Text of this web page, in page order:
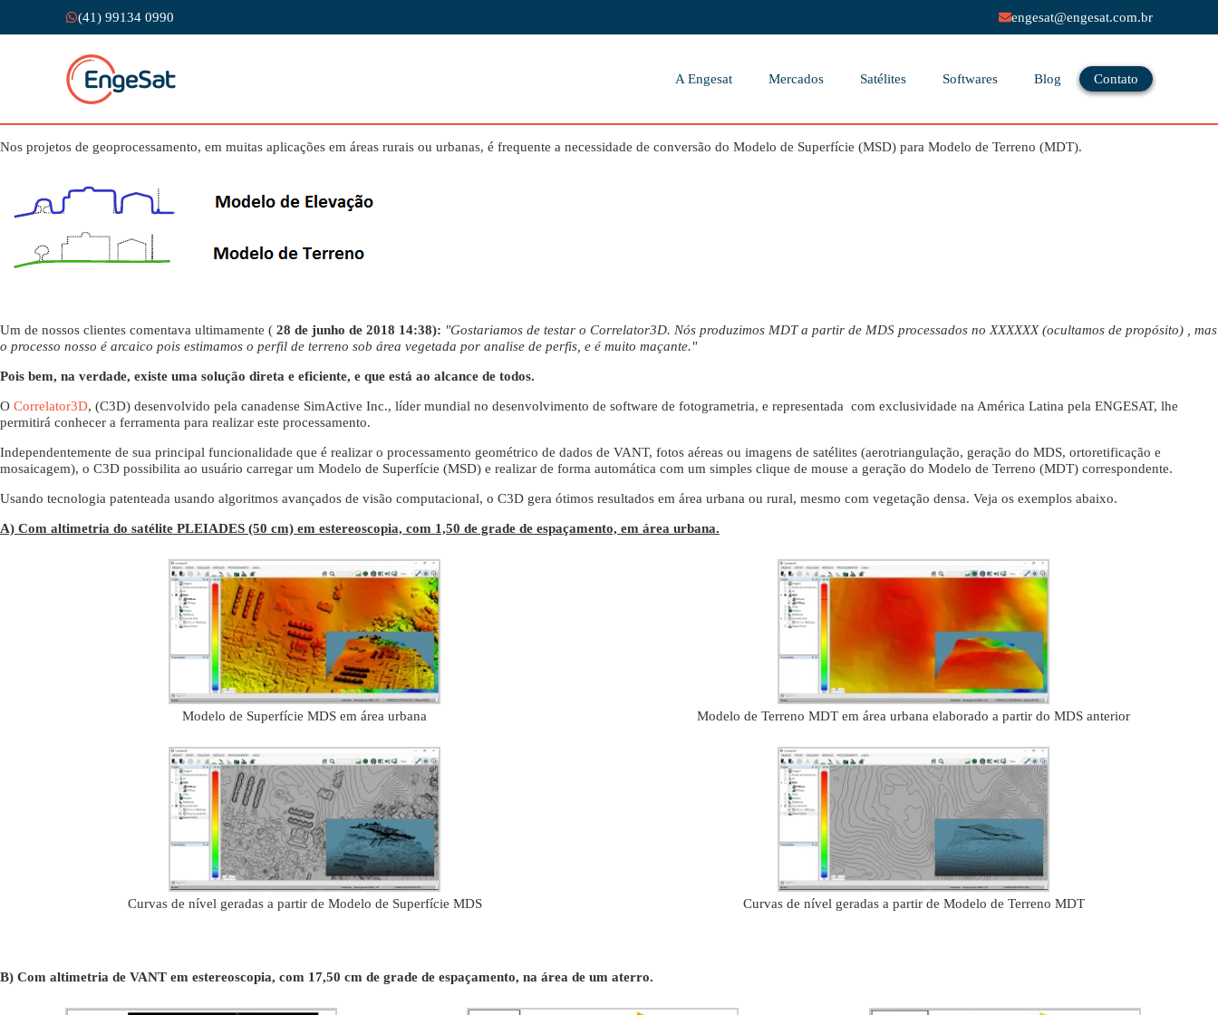
(41) 99134 0990 engesat@engesat.com.br
A Engesat Mercados Satélites Softwares Blog Contato
Nos projetos de geoprocessamento, em muitas aplicações em áreas rurais ou urbanas, é frequente a necessidade de conversão do Modelo de Superfície (MSD) para Modelo de Terreno (MDT).
Um de nossos clientes comentava ultimamente ( 28 de junho de 2018 14:38): "Gostariamos de testar o Correlator3D. Nós produzimos MDT a partir de MDS processados no XXXXXX (ocultamos de propósito) , mas
o processo nosso é arcaico pois estimamos o perfil de terreno sob área vegetada por analise de perfis, e é muito maçante."
Pois bem, na verdade, existe uma solução direta e eficiente, e que está ao alcance de todos.
O Correlator3D, (C3D) desenvolvido pela canadense SimActive Inc., líder mundial no desenvolvimento de software de fotogrametria, e representada com exclusividade na América Latina pela ENGESAT, lhe
permitirá conhecer a ferramenta para realizar este processamento.
Independentemente de sua principal funcionalidade que é realizar o processamento geométrico de dados de VANT, fotos aéreas ou imagens de satélites (aerotriangulação, geração do MDS, ortoretificação e
mosaicagem), o C3D possibilita ao usuário carregar um Modelo de Superfície (MSD) e realizar de forma automática com um simples clique de mouse a geração do Modelo de Terreno (MDT) correspondente.
Usando tecnologia patenteada usando algoritmos avançados de visão computacional, o C3D gera ótimos resultados em área urbana ou rural, mesmo com vegetação densa. Veja os exemplos abaixo.
A) Com altimetria do satélite PLEIADES (50 cm) em estereoscopia, com 1,50 de grade de espaçamento, em área urbana.
Modelo de Superfície MDS em área urbana Modelo de Terreno MDT em área urbana elaborado a partir do MDS anterior
Curvas de nível geradas a partir de Modelo de Superfície MDS Curvas de nível geradas a partir de Modelo de Terreno MDT
B) Com altimetria de VANT em estereoscopia, com 17,50 cm de grade de espaçamento, na área de um aterro.